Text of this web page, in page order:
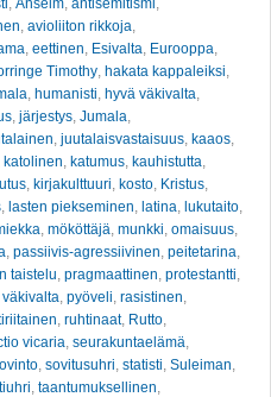
, Anselm, antisemitismi ,
, avioliiton rikkoja,
, eettinen, Esivalta, Eurooppa,
Timothy, hakata kappaleiksi,
, humanisti, hyvä väkivalta,
, järjestys, Jumala,
, juutalaisvastaisuus, kaaos,
katolinen, katumus, kauhistutta,
, kirjakulttuuri, kosto, Kristus,
, lasten piekseminen, latina, lukutaito,
, mököttäjä, munkki, omaisuus,
, passiivis-agressiivinen, peitetarina,
taistelu, pragmaattinen, protestantti,
, pyöveli, rasistinen,
, ruhtinaat, Rutto,
vicaria, seurakuntaelämä,
, sovitusuhri, statisti, Suleiman,
, taantumuksellinen,